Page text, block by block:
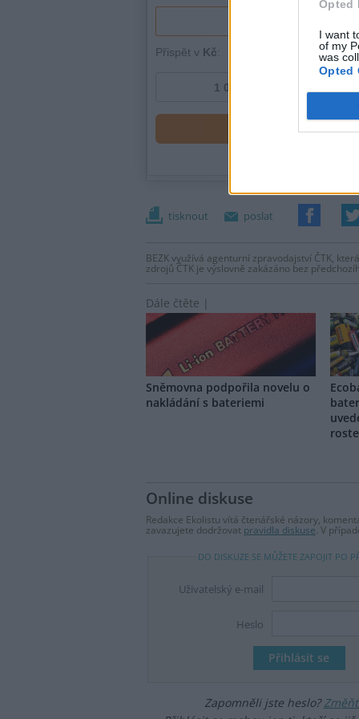
Opted
I want
of my
was
Opted
tisknout poslat
BEZK využívá agenturní zpravodajství ČTK,
zdrojů ČTK je výslovně zakázáno bez
Dále čtěte |
Sněmovna podpořila novelu o
nakládání s bateriemi
roste
Online diskuse
Redakce Ekolistu vítá čtenářské názory,
zavazujete dodržovat pravidla diskuse. V
DO DISKUZE SE MŮŽETE ZAPOJIT PO
Uživatelský e-mail
Heslo
Zapomněli jste heslo?